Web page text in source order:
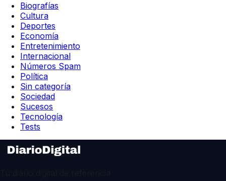
Biografías
Cultura
Deportes
Economía
Entretenimiento
Internacional
Números Spam
Política
Sin categoría
Sociedad
Sucesos
Tecnología
Tests